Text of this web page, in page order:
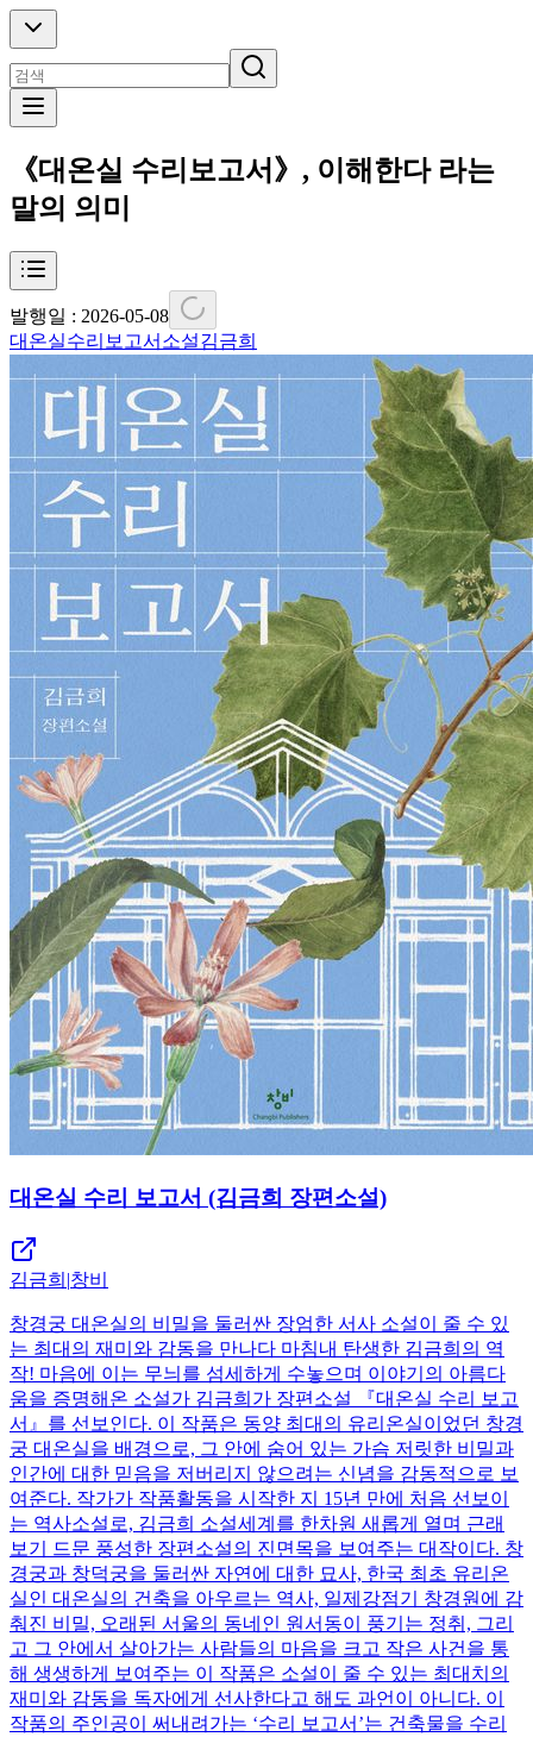
《대온실 수리보고서》, 이해한다 라는
말의 의미
발행일 : 2026-05-08
대온실수리보고서 소설김금희
대온실 수리 보고서 (김금희 장편소설)
김금희 |창비
창경궁 대온실의 비밀을 둘러싼 장엄한 서사 소설이 줄 수 있
는 최대의 재미와 감동을 만나다 마침내 탄생한 김금희의 역
작! 마음에 이는 무늬를 섬세하게 수놓으며 이야기의 아름다
움을 증명해온 소설가 김금희가 장편소설 『대온실 수리 보고
서』를 선보인다. 이 작품은 동양 최대의 유리온실이었던 창경
궁 대온실을 배경으로, 그 안에 숨어 있는 가슴 저릿한 비밀과
인간에 대한 믿음을 저버리지 않으려는 신념을 감동적으로 보
여준다. 작가가 작품활동을 시작한 지 15년 만에 처음 선보이
는 역사소설로, 김금희 소설세계를 한차원 새롭게 열며 근래
보기 드문 풍성한 장편소설의 진면목을 보여주는 대작이다. 창
경궁과 창덕궁을 둘러싼 자연에 대한 묘사, 한국 최초 유리온
실인 대온실의 건축을 아우르는 역사, 일제강점기 창경원에 감
춰진 비밀, 오래된 서울의 동네인 원서동이 풍기는 정취, 그리
고 그 안에서 살아가는 사람들의 마음을 크고 작은 사건을 통
해 생생하게 보여주는 이 작품은 소설이 줄 수 있는 최대치의
재미와 감동을 독자에게 선사한다고 해도 과언이 아니다. 이
작품의 주인공이 써내려가는 ‘수리 보고서’는 건축물을 수리